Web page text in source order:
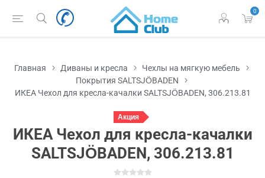
0
Главная Диваны и кресла
Чехлы на мягкую мебель
Покрытия SALTSJÖBADEN
ИКЕА Чехол для кресла-качалки SALTSJÖBADEN, 306.213.81
Акция
ИКЕА Чехол для кресла-качалки
SALTSJÖBADEN, 306.213.81